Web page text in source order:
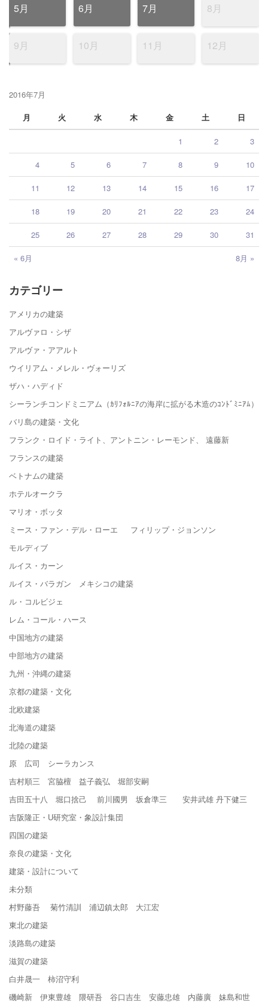
5月 6月 7月 8月
9月 10月 11月 12月
2016年7月
月
火 水 木 金 土 日
« 6月 8月 »
1 2 3
4 5 6 7 8 9 10
11 12 13 14 15 16 17
18 19 20 21 22 23 24
25 26 27 28 29 30 31
カテゴリー
アメリカの建築
アルヴァロ・シザ
アルヴァ・アアルト
ウイリアム・メレル・ヴォーリズ
ザハ・ハディド
シーランチコンドミニアム（ｶﾘﾌｫﾙﾆｱの海岸に拡がる木造のｺﾝﾄﾞﾐﾆｱﾑ）
バリ島の建築・文化
フランク・ロイド・ライト、アントニン・レーモンド、 遠藤新
フランスの建築
ベトナムの建築
ホテルオークラ
マリオ・ボッタ
ミース・ファン・デル・ローエ フィリップ・ジョンソン
モルディブ
ルイス・カーン
ルイス・バラガン メキシコの建築
ル・コルビジェ
レム・コール・ハース
中国地方の建築
中部地方の建築
九州・沖縄の建築
京都の建築・文化
北欧建築
北海道の建築
北陸の建築
原 広司 シーラカンス
吉村順三 宮脇檀 益子義弘 堀部安嗣
吉田五十八 堀口捨己 前川國男 坂倉準三 安井武雄 丹下健三
吉阪隆正・U研究室・象設計集団
四国の建築
奈良の建築・文化
建築・設計について
未分類
村野藤吾 菊竹清訓 浦辺鎮太郎 大江宏
東北の建築
淡路島の建築
滋賀の建築
白井晟一 柿沼守利
磯崎新 伊東豊雄 隈研吾 谷口吉生 安藤忠雄 内藤廣 妹島和世